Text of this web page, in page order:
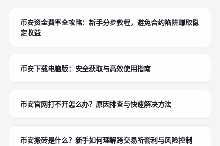
币安资金费率全攻略：新手分步教程，避免合约陷阱赚取稳
定收益
币安下载电脑版：安全获取与高效使用指南
币安官网打不开怎么办？原因排查与快速解决方法
币安搬砖是什么？新手如何理解跨交易所套利与风险控制